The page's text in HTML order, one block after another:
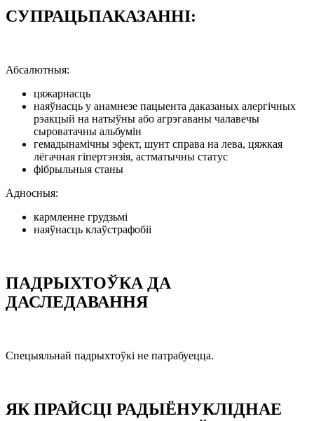
СУПРАЦЬПАКАЗАННІ:
Абсалютныя:
цяжарнасць
наяўнасць у анамнезе пацыента даказаных алергічных
рэакцый на натыўны або агрэгаваны чалавечы
сыроватачны альбумін
гемадынамічны эфект, шунт справа на лева, цяжкая
лёгачная гіпертэнзія, астматычны статус
фібрыльныя станы
Адносныя:
кармленне грудзьмі
наяўнасць клаўстрафобіі
ПАДРЫХТОЎКА ДА
ДАСЛЕДАВАННЯ
Спецыяльнай падрыхтоўкі не патрабуецца.
ЯК ПРАЙСЦІ РАДЫЁНУКЛІДНАЕ